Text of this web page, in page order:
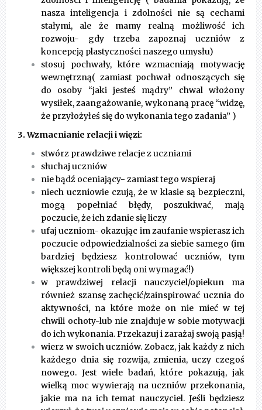
nasza inteligencja i zdolności nie są cechami
stałymi, ale że mamy realną możliwość ich
rozwoju- gdy trzeba zapoznaj uczniów z
koncepcją plastyczności naszego umysłu)
stosuj pochwały, które wzmacniają motywację
wewnętrzną( zamiast pochwał odnoszących się
do osoby “jaki jesteś mądry” chwal włożony
wysiłek, zaangażowanie, wykonaną pracę “widzę,
że przyłożyłeś się do wykonania tego zadania” )
3. Wzmacnianie relacji i więzi:
stwórz prawdziwe relacje z uczniami
słuchaj uczniów
nie bądź oceniający- zamiast tego wspieraj
niech uczniowie czują, że w klasie są bezpieczni,
mogą popełniać błędy, poszukiwać, mają
poczucie, że ich zdanie się liczy
ufaj uczniom- okazując im zaufanie wspierasz ich
poczucie odpowiedzialności za siebie samego (im
bardziej będziesz kontrolować uczniów, tym
większej kontroli będą oni wymagać!)
w prawdziwej relacji nauczyciel/opiekun ma
również szansę zachęcić/zainspirować ucznia do
aktywności, na które może on nie mieć w tej
chwili ochoty-lub nie znajduje w sobie motywacji
do ich wykonania. Przekazuj i zarażaj swoją pasją!
wierz w swoich uczniów. Zobacz, jak każdy z nich
każdego dnia się rozwija, zmienia, uczy czegoś
nowego. Jest wiele badań, które pokazują, jak
wielką moc wywierają na uczniów przekonania,
jakie ma na ich temat nauczyciel. Jeśli będziesz